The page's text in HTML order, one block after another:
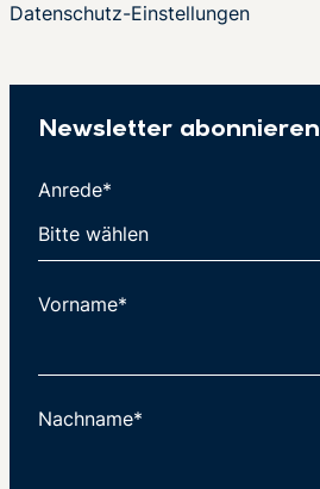
Datenschutz-Einstellungen
Newsletter abonnieren
Anrede*
Vorname*
Nachname*